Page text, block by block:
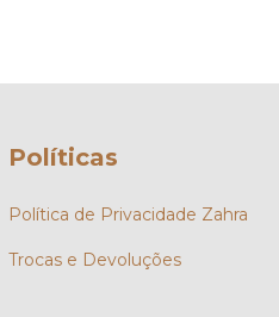
Políticas
Política de Privacidade Zahra
Trocas e Devoluções